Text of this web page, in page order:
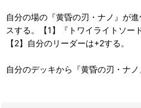
自分の場の『黄昏の刃・ナノ』が
スする。【1】『トワイライトソー
【2】自分のリーダーは+2する。
自分のデッキから『黄昏の刃・ナノ